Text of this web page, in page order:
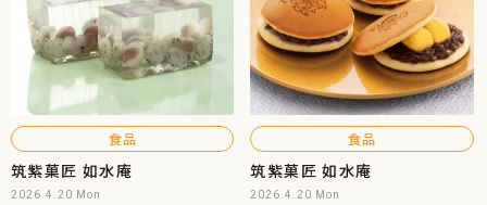
食品
筑紫菓匠 如水庵
2026.4.20 Mon
食品
筑紫菓匠 如水庵
2026.4.20 Mon